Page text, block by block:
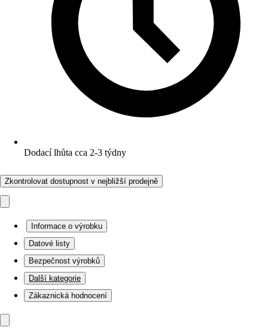
Dodací lhůta cca 2-3 týdny
Zkontrolovat dostupnost v nejbližší prodejně
Informace o výrobku
Datové listy
Bezpečnost výrobků
Další kategorie
Zákaznická hodnocení